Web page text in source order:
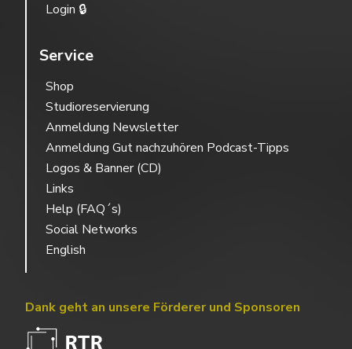
Login 🔒
Service
Shop
Studioreservierung
Anmeldung Newsletter
Anmeldung Gut nachzuhören Podcast-Tipps
Logos & Banner (CD)
Links
Help (FAQ´s)
Social Networks
English
Dank geht an unsere Förderer und Sponsoren